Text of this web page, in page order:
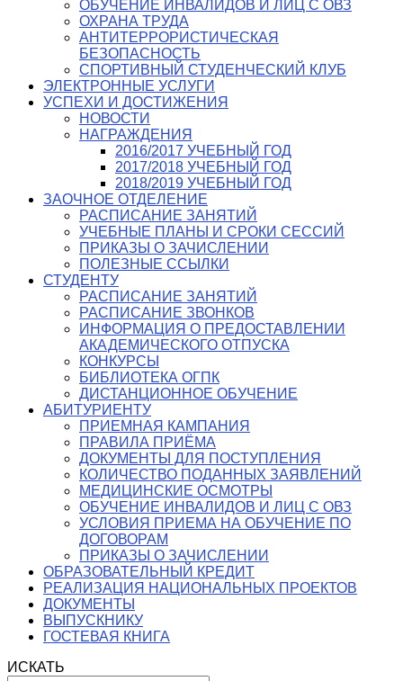
ОБУЧЕНИЕ ИНВАЛИДОВ И ЛИЦ С ОВЗ
ОХРАНА ТРУДА
АНТИТЕРРОРИСТИЧЕСКАЯ
БЕЗОПАСНОСТЬ
СПОРТИВНЫЙ СТУДЕНЧЕСКИЙ КЛУБ
ЭЛЕКТРОННЫЕ УСЛУГИ
УСПЕХИ И ДОСТИЖЕНИЯ
НОВОСТИ
НАГРАЖДЕНИЯ
2016/2017 УЧЕБНЫЙ ГОД
2017/2018 УЧЕБНЫЙ ГОД
2018/2019 УЧЕБНЫЙ ГОД
ЗАОЧНОЕ ОТДЕЛЕНИЕ
РАСПИСАНИЕ ЗАНЯТИЙ
УЧЕБНЫЕ ПЛАНЫ И СРОКИ СЕССИЙ
ПРИКАЗЫ О ЗАЧИСЛЕНИИ
ПОЛЕЗНЫЕ ССЫЛКИ
СТУДЕНТУ
РАСПИСАНИЕ ЗАНЯТИЙ
РАСПИСАНИЕ ЗВОНКОВ
ИНФОРМАЦИЯ О ПРЕДОСТАВЛЕНИИ
АКАДЕМИЧЕСКОГО ОТПУСКА
КОНКУРСЫ
БИБЛИОТЕКА ОГПК
ДИСТАНЦИОННОЕ ОБУЧЕНИЕ
АБИТУРИЕНТУ
ПРИЕМНАЯ КАМПАНИЯ
ПРАВИЛА ПРИЁМА
ДОКУМЕНТЫ ДЛЯ ПОСТУПЛЕНИЯ
КОЛИЧЕСТВО ПОДАННЫХ ЗАЯВЛЕНИЙ
МЕДИЦИНСКИЕ ОСМОТРЫ
ОБУЧЕНИЕ ИНВАЛИДОВ И ЛИЦ С ОВЗ
УСЛОВИЯ ПРИЕМА НА ОБУЧЕНИЕ ПО
ДОГОВОРАМ
ПРИКАЗЫ О ЗАЧИСЛЕНИИ
ОБРАЗОВАТЕЛЬНЫЙ КРЕДИТ
РЕАЛИЗАЦИЯ НАЦИОНАЛЬНЫХ ПРОЕКТОВ
ДОКУМЕНТЫ
ВЫПУСКНИКУ
ГОСТЕВАЯ КНИГА
ИСКАТЬ